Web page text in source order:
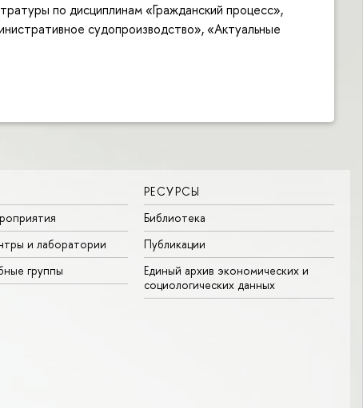
по дисциплинам «Гражданский процесс»,
судопроизводство», «Актуальные
и лаборатории
группы
РЕСУРСЫ
Библиотека
Публикации
Единый архив экономических и
социологических данных